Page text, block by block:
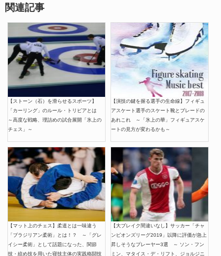
関連記事
【ストーン（石）を滑らせるスポーツ】
「カーリング」のルール・トリビアとは
～高度な戦略、理詰めの試合展開「氷上の
チェス」～
【演技の鍵を握る選手の生命線】フィギュ
アスケート選手のスケート靴とブレードの
あれこれ ～「氷上の華」フィギュアスケ
ートの見方が変わるかも～
【マット上のチェス】柔道とは一味違う
「ブラジリアン柔術」とは！？ ～「グレ
イシー柔術」として話題になった、関節
技・絞め技を用いた寝技主体の実践格闘技
【大ブレイク間違いなし】サッカー「チャ
ンピオンズリーグ2019」以降に評価が急上
昇しそうなプレーヤー3選 ～ ソン・フン
ミン、マタイス・デ・リフト、ジョルジニ